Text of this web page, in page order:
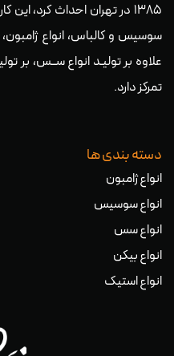
۱۳۸۵ در تهران احداث کرد،
سوسیس و کالباس، انواع
علاوه بر تولیـد انواع ســس، بر
تمرکز دارد.
دسته بندی ها
انواع ژامبون
انواع سوسیس
انواع سس
انواع بیکن
انواع استیک